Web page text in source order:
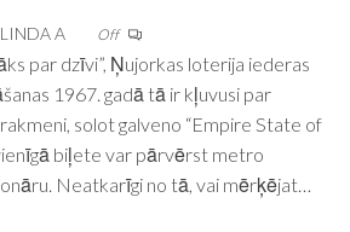
LINDA A Off
par dzīvi”, Ņujorkas loterija iederas
1967. gadā tā ir kļuvusi par
solot galveno “Empire State of
biļete var pārvērst metro
Neatkarīgi no tā, vai mērķējat…